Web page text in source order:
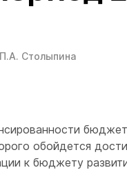
Столыпина
обойдется
к бюджету